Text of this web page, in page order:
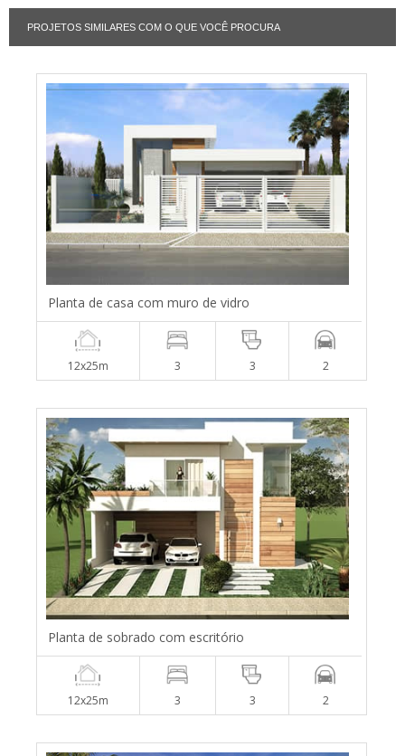
PROJETOS SIMILARES COM O QUE VOCÊ PROCURA
Planta de casa com muro de vidro
12x25m 3 3 2
Planta de sobrado com escritório
12x25m 3 3 2